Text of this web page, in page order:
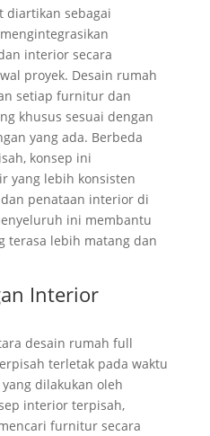
diartikan sebagai
interior secara
proyek. Desain rumah
setiap furnitur dan
khusus sesuai dengan
yang ada. Berbeda
konsep ini
yang lebih konsisten
penataan interior di
ini membantu
terasa lebih matang dan
Interior
desain rumah full
terletak pada waktu
dilakukan oleh
interior terpisah,
furnitur secara